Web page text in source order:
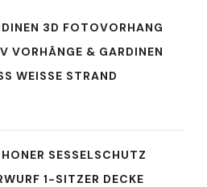
3D FOTOVORHANG
VORHÄNGE & GARDINEN
WEISSE STRAND
SESSELSCHUTZ
1-SITZER DECKE